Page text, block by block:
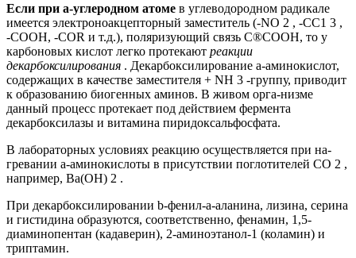
Если при a-углеродном атоме в углеводородном радикале
имеется электроноакцепторный заместитель (-NO 2 , -СС1 3 ,
-СООН, -COR и т.д.), поляризующий связь С®СООН, то у
карбоновых кислот легко протекают реакции
декарбоксилирования . Декарбоксилирование a-аминокислот,
содержащих в качестве заместителя + NH 3 -группу, приводит
к образованию биогенных аминов. В живом орга-низме
данный процесс протекает под действием фермента
декарбоксилазы и витамина пиридоксальфосфата.
В лабораторных условиях реакцию осуществляется при на-
гревании a-аминокислоты в присутствии поглотителей СО 2 ,
например, Ва(ОН) 2 .
При декарбоксилировании b-фенил-a-аланина, лизина, серина
и гистидина образуются, соответственно, фенамин, 1,5-
диаминопентан (кадаверин), 2-аминоэтанол-1 (коламин) и
триптамин.